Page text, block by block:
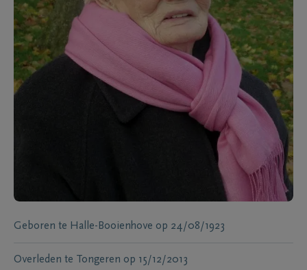
Geboren te Halle-Booienhove op 24/08/1923
Overleden te Tongeren op 15/12/2013